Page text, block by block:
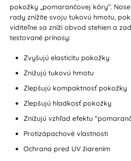
pokožky „pomarančovej kôry“.
rady znížite svoju tukovú hmotu,
viditeľne sa zníži obvod stehien a
testované prínosy:
Zvyšujú elasticitu pokožky
Znižujú tukovú hmotu
Zlepšujú kompaktnosť pokožky
Zlepšujú hladkosť pokožky
Znižujú vzhľad efektu
Protizápachové vlastnosti
Ochrana pred UV žiarením